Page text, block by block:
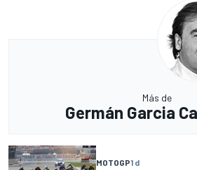
Más de
Germán Garcia
MOTOGP1 d